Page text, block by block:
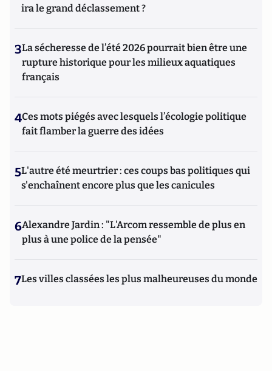
ira le grand déclassement ?
3La sécheresse de l’été 2026 pourrait bien être une
rupture historique pour les milieux aquatiques
français
4Ces mots piégés avec lesquels l’écologie politique
fait flamber la guerre des idées
5L'autre été meurtrier : ces coups bas politiques qui
s'enchaînent encore plus que les canicules
6Alexandre Jardin : "L'Arcom ressemble de plus en
plus à une police de la pensée"
7Les villes classées les plus malheureuses du monde